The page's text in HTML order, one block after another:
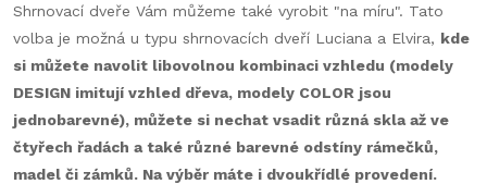
p
r
v
k
á
n
í
Shrnovací dveře Vám můžeme také vyrobit "na míru". Tato
volba je možná u typu shrnovacích dveří Luciana a Elvira, kde
si můžete navolit libovolnou kombinaci vzhledu (modely
DESIGN imitují vzhled dřeva, modely COLOR jsou
jednobarevné), můžete si nechat vsadit různá skla až ve
čtyřech řadách a také různé barevné odstíny rámečků,
madel či zámků. Na výběr máte i dvoukřídlé provedení.